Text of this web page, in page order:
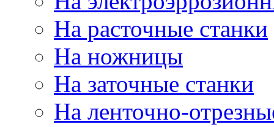
На расточные станки
На ножницы
На заточные станки
На ленточно-